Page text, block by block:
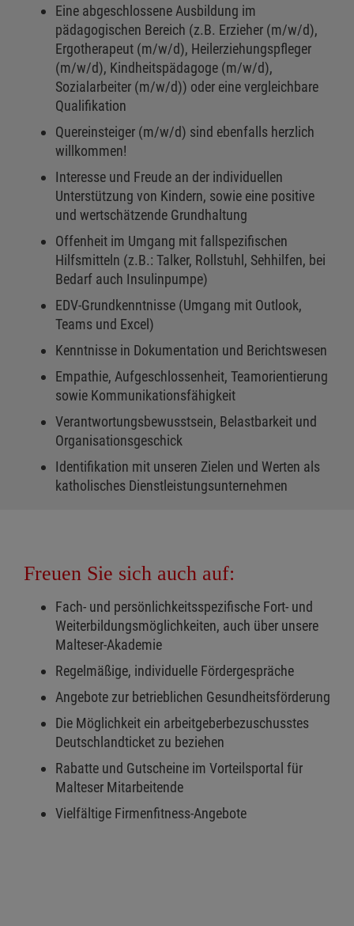
Eine abgeschlossene Ausbildung im
pädagogischen Bereich (z.B. Erzieher (m/w/d),
Ergotherapeut (m/w/d), Heilerziehungspfleger
(m/w/d), Kindheitspädagoge (m/w/d),
Sozialarbeiter (m/w/d)) oder eine vergleichbare
Qualifikation
Quereinsteiger (m/w/d) sind ebenfalls herzlich
willkommen!
Interesse und Freude an der individuellen
Unterstützung von Kindern, sowie eine positive
und wertschätzende Grundhaltung
Offenheit im Umgang mit fallspezifischen
Hilfsmitteln (z.B.: Talker, Rollstuhl, Sehhilfen, bei
Bedarf auch Insulinpumpe)
EDV-Grundkenntnisse (Umgang mit Outlook,
Teams und Excel)
Kenntnisse in Dokumentation und Berichtswesen
Empathie, Aufgeschlossenheit, Teamorientierung
sowie Kommunikationsfähigkeit
Verantwortungsbewusstsein, Belastbarkeit und
Organisationsgeschick
Identifikation mit unseren Zielen und Werten als
katholisches Dienstleistungsunternehmen
Freuen Sie sich auch auf:
Fach- und persönlichkeitsspezifische Fort- und
Weiterbildungsmöglichkeiten, auch über unsere
Malteser-Akademie
Regelmäßige, individuelle Fördergespräche
Angebote zur betrieblichen Gesundheitsförderung
Die Möglichkeit ein arbeitgeberbezuschusstes
Deutschlandticket zu beziehen
Rabatte und Gutscheine im Vorteilsportal für
Malteser Mitarbeitende
Vielfältige Firmenfitness-Angebote